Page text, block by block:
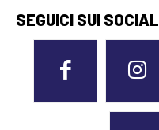
SEGUICI SUI SOCIAL